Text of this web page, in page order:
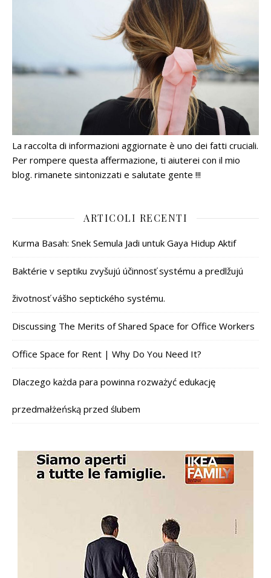
La raccolta di informazioni aggiornate è uno dei fatti cruciali.
Per rompere questa affermazione, ti aiuterei con il mio
blog. rimanete sintonizzati e salutate gente !!!
ARTICOLI RECENTI
Kurma Basah: Snek Semula Jadi untuk Gaya Hidup Aktif
Baktérie v septiku zvyšujú účinnosť systému a predlžujú
životnosť vášho septického systému.
Discussing The Merits of Shared Space for Office Workers
Office Space for Rent | Why Do You Need It?
Dlaczego każda para powinna rozważyć edukację
przedmałżeńską przed ślubem